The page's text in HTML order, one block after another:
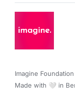
Imagine
Made with 🤍 in